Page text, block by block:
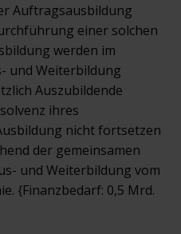
Auftragsausbildung
einer solchen
werden im
und Weiterbildung
Auszubildende
ihres
nicht fortsetzen
der gemeinsamen
und Weiterbildung vom
{Finanzbedarf: 0,5 Mrd.